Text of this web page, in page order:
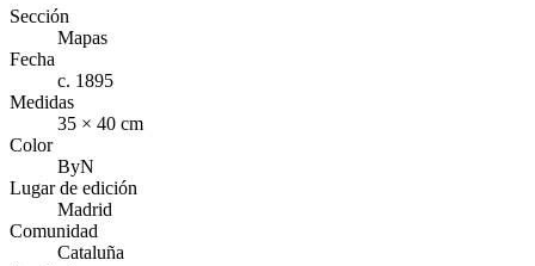
Sección
Mapas
Fecha
c. 1895
Medidas
35 × 40 cm
Color
ByN
Lugar de edición
Madrid
Comunidad
Cataluña